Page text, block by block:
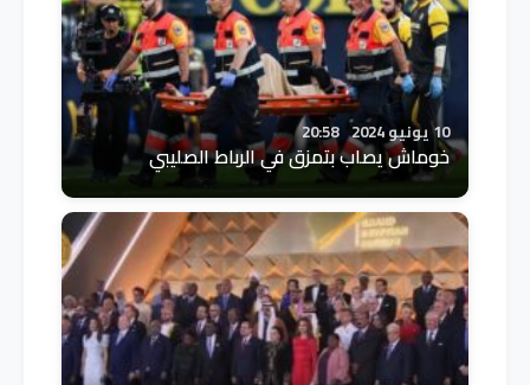
10 يونيو 2024 20:58
خوماش يصاب بتمزق في الرباط الصليبي